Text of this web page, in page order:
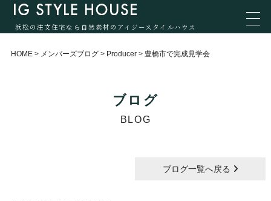
浜松の注文住宅なら自然素材のアイジースタイルハウス
HOME > メンバーズブログ > Producer > 豊橋市で完成見学会
ブログ
BLOG
ブログ一覧へ戻る